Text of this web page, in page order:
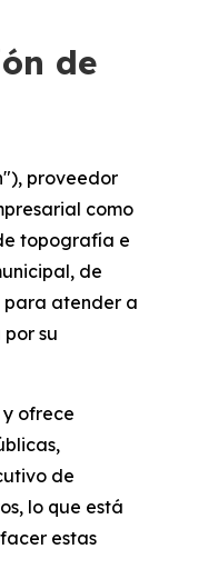
de
proveedor
como
topografía e
de
para atender a
su
ofrece
de
lo que está
estas